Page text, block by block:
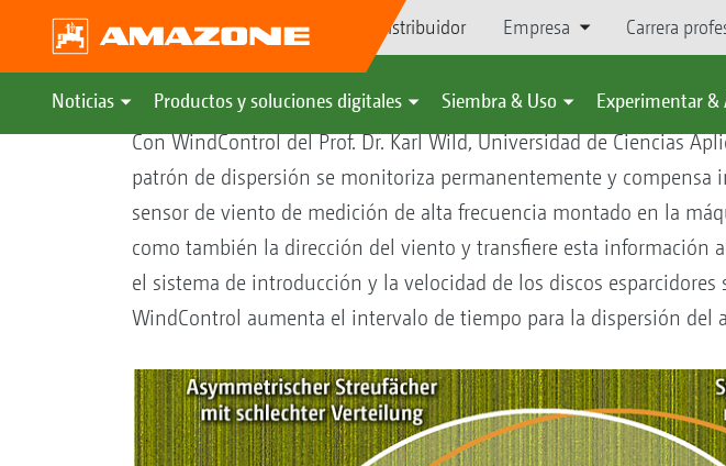
Búsqueda de distribuidor Empresa Carrera
Noticias Productos y soluciones digitales Siembra & Uso Experimentar
Optimización del abanico de dispersión con
Con WindControl del Prof. Dr. Karl Wild, Universidad de Ciencias
patrón de dispersión se monitoriza permanentemente y
sensor de viento de medición de alta frecuencia montado en la
como también la dirección del viento y transfiere esta información
el sistema de introducción y la velocidad de los discos
WindControl aumenta el intervalo de tiempo para la dispersión del